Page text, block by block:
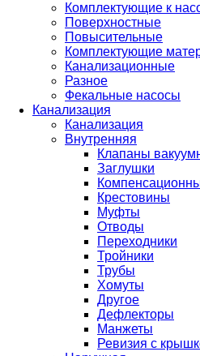
Комплектующие к
Поверхностные
Повысительные
Комплектующие
Канализационные
Разное
Фекальные насосы
Канализация
Канализация
Внутренняя
Клапаны
Заглушки
Крестовины
Муфты
Отводы
Переходники
Тройники
Трубы
Хомуты
Другое
Дефлекторы
Манжеты
Ревизия с